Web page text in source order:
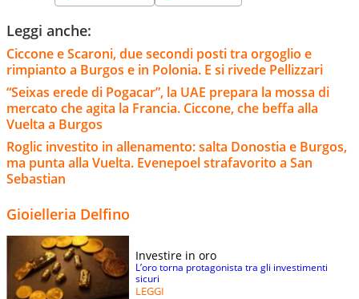
Leggi anche:
Ciccone e Scaroni, due secondi posti tra orgoglio e
rimpianto a Burgos e in Polonia. E si rivede Pellizzari
“Seixas erede di Pogacar”, la UAE prepara la mossa di
mercato che agita la Francia. Ciccone, che beffa alla
Vuelta a Burgos
Roglic investito in allenamento: salta Donostia e Burgos,
ma punta alla Vuelta. Evenepoel strafavorito a San
Sebastian
Gioielleria Delfino
Investire in oro
L’oro torna protagonista tra gli investimenti
sicuri
LEGGI